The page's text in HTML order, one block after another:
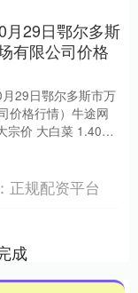
月29日鄂尔多斯
有限公司价格
月29日鄂尔多斯市万
价格行情）牛途网
宗价 大白菜 1.40
正规配资平台
成